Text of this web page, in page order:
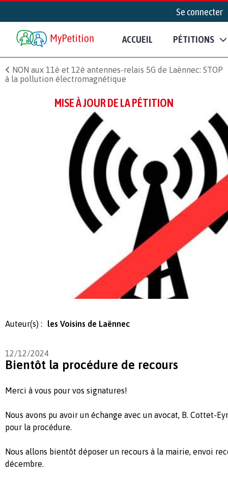
Se connecter
ACCUEIL PÉTITIONS
NON aux 11è et 12è antennes-relais 5G de Laënnec: STOP
à la pollution électromagnétique
MISE À JOUR DE LA PÉTITION
Auteur(s) : les Voisins de Laënnec
12/12/2024
Bientôt la procédure de recours
Merci à vous pour vos signatures!
Nous avons pu avoir un échange avec un avocat, B. Cottet-
pour la procédure.
Nous allons bientôt déposer un recours à la mairie, envoi
décembre.